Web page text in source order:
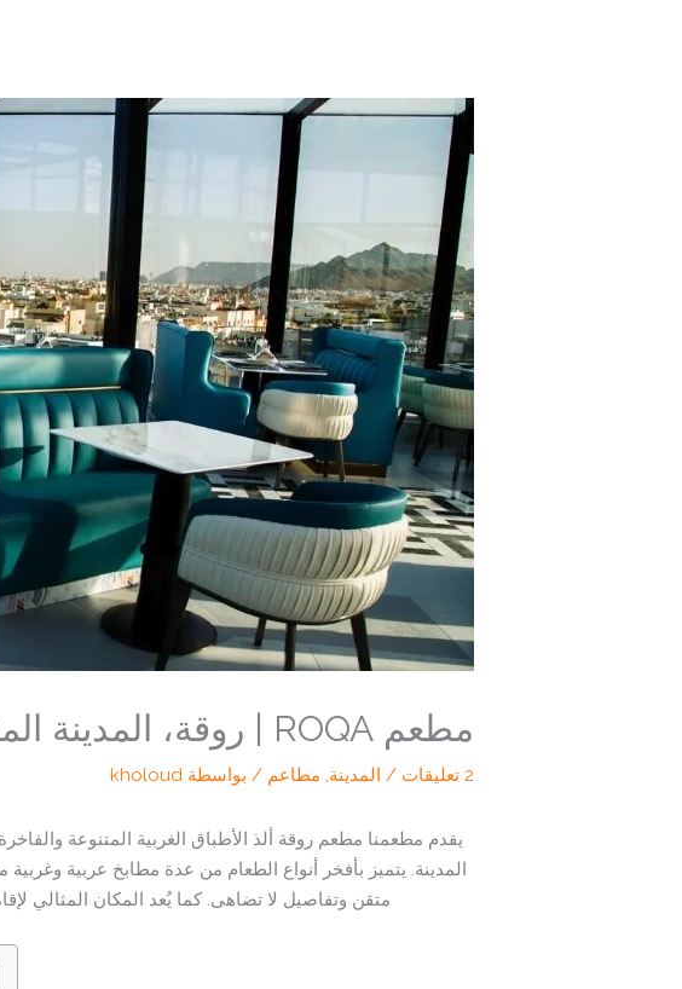
مطعم ROQA | روقة، المدينة المنورة
2 تعليقات / المدينة, مطاعم / بواسطة kholoud
يقدم مطعمنا مطعم روقة ألذ الأطباق الغربية المتنوعة
متقن وتفاصيل لا تضاهى. كما يُعد المكان المثالي